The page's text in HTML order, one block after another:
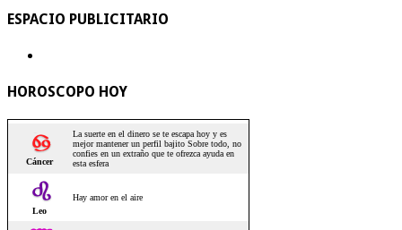
ESPACIO PUBLICITARIO
HOROSCOPO HOY